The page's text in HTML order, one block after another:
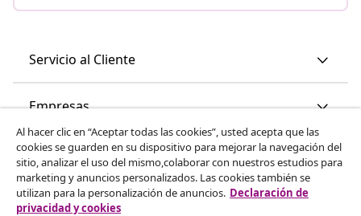
Servicio al Cliente
Empresas
vidaXL
Descubre mas
Al hacer clic en “Aceptar todas las cookies”, usted acepta que las
cookies se guarden en su dispositivo para mejorar la navegación del
sitio, analizar el uso del mismo,colaborar con nuestros estudios para
marketing y anuncios personalizados. Las cookies también se
utilizan para la personalización de anuncios. Declaración de
privacidad y cookies